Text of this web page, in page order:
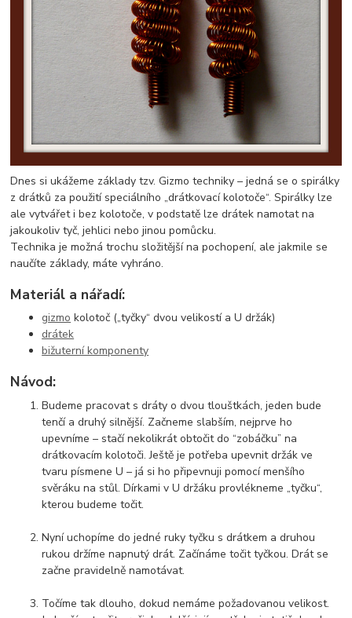
Dnes si ukážeme základy tzv. Gizmo techniky – jedná se o spirálky
z drátků za použití speciálního „drátkovací kolotoče“. Spirálky lze
ale vytvářet i bez kolotoče, v podstatě lze drátek namotat na
jakoukoliv tyč, jehlici nebo jinou pomůcku.
Technika je možná trochu složitější na pochopení, ale jakmile se
naučíte základy, máte vyhráno.
Materiál a nářadí:
gizmo kolotoč („tyčky“ dvou velikostí a U držák)
drátek
bižuterní komponenty
Návod:
Budeme pracovat s dráty o dvou tlouštkách, jeden bude
tenčí a druhý silnější. Začneme slabším, nejprve ho
upevníme – stačí nekolikrát obtočit do “zobáčku” na
drátkovacím kolotoči. Ještě je potřeba upevnit držák ve
tvaru písmene U – já si ho připevnuji pomocí menšího
svěráku na stůl. Dírkami v U držáku provlékneme „tyčku“,
kterou budeme točit.
Nyní uchopíme do jedné ruky tyčku s drátkem a druhou
rukou držíme napnutý drát. Začínáme točit tyčkou. Drát se
začne pravidelně namotávat.
Točíme tak dlouho, dokud nemáme požadovanou velikost.